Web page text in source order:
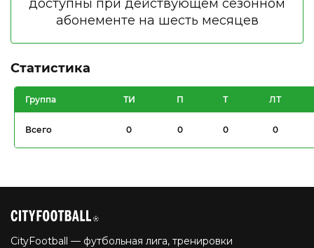
Статистика
Группа ТИ П Т ЛТ
Всего 0 0 0 0
CityFootball — футбольная лига, тренировки